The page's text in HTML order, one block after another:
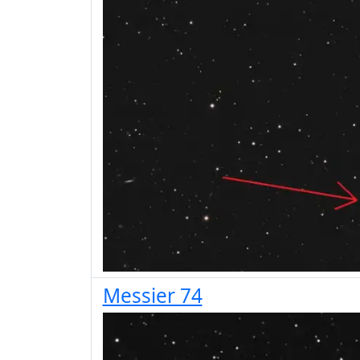
Messier 74